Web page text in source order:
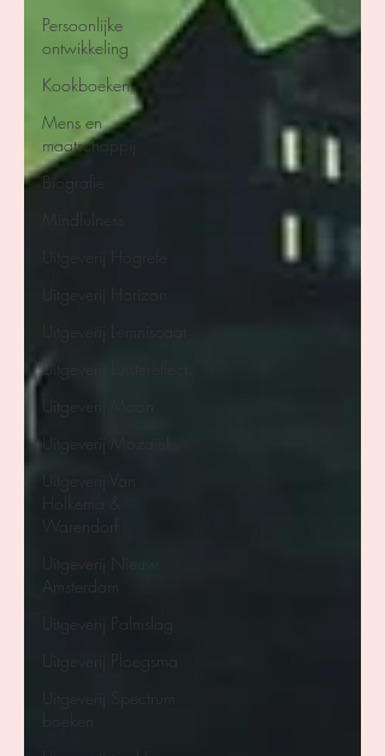
Persoonlijke
ontwikkeling
Kookboeken
Mens en
maatschappij
Biografie
Uitgeverij Luistereffect
Warendorf
Uitgeverij Ploegsma